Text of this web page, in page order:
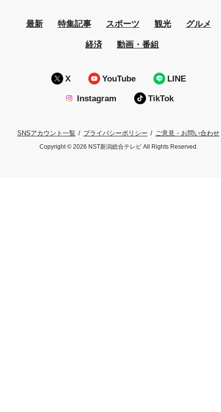
最新 特集記事 スポーツ 観光 グルメ
経済 動画・番組
X YouTube LINE
Instagram TikTok
SNSアカウント一覧 プライバシーポリシー ご意見・お問い合わせ
Copyright © 2026 NST新潟総合テレビ All Rights Reserved.